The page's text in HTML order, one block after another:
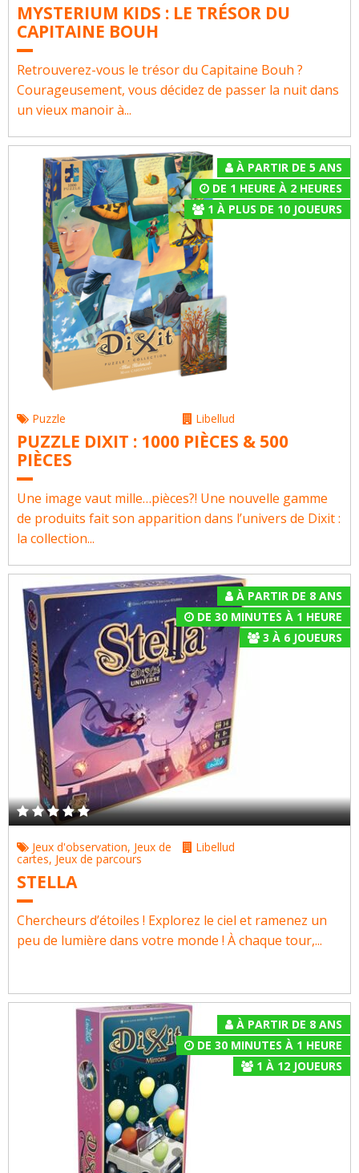
MYSTERIUM KIDS : LE TRÉSOR DU
CAPITAINE BOUH
Retrouverez-vous le trésor du Capitaine Bouh ?
Courageusement, vous décidez de passer la nuit dans
un vieux manoir à...
À PARTIR DE 5 ANS
DE 1 HEURE À 2 HEURES
1 À PLUS DE 10JOUEURS
Puzzle Libellud
PUZZLE DIXIT : 1000 PIÈCES & 500
PIÈCES
Une image vaut mille…pièces?! Une nouvelle gamme
de produits fait son apparition dans l’univers de Dixit :
la collection...
À PARTIR DE 8 ANS
DE 30 MINUTES À 1 HEURE
3 À 6JOUEURS
Jeux d'observation, Jeux de
cartes, Jeux de parcours
Libellud
STELLA
Chercheurs d’étoiles ! Explorez le ciel et ramenez un
peu de lumière dans votre monde ! À chaque tour,...
À PARTIR DE 8 ANS
DE 30 MINUTES À 1 HEURE
1 À 12JOUEURS